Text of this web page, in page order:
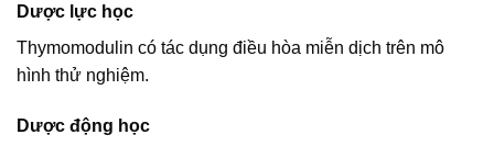
Dược lực học
Thymomodulin có tác dụng điều hòa miễn dịch trên mô
hình thử nghiệm.
Dược động học